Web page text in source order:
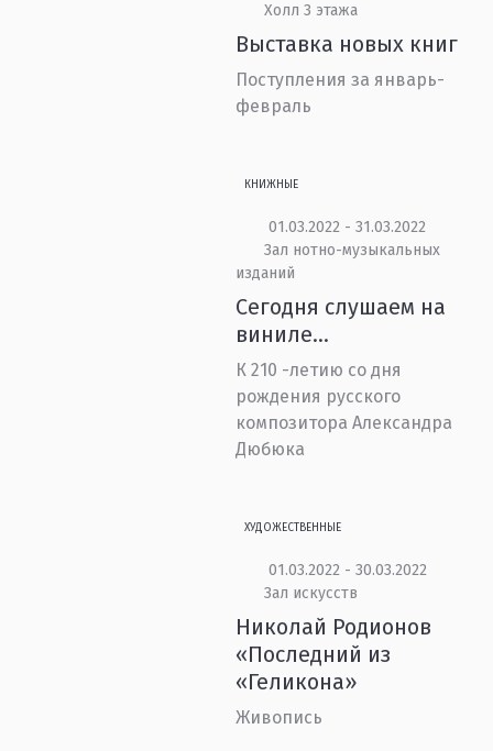
Холл 3 этажа
Выставка новых книг
Поступления за январь-
февраль
КНИЖНЫЕ
01.03.2022 - 31.03.2022
Зал нотно-музыкальных
изданий
Сегодня слушаем на
виниле…
К 210 -летию со дня
рождения русского
композитора Александра
Дюбюка
ХУДОЖЕСТВЕННЫЕ
01.03.2022 - 30.03.2022
Зал искусств
Николай Родионов
«Последний из
«Геликона»
Живопись